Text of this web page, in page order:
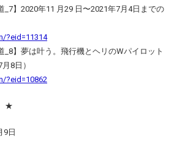
_7】2020年11 月29 日〜2021年7月4日までの
?eid=11314
_8】夢は叶う。飛行機とヘリのWパイロット
8日）
?eid=10862
9日